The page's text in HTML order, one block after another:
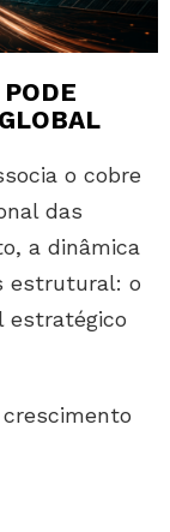
o cobre
das
a dinâmica
estrutural: o
estratégico